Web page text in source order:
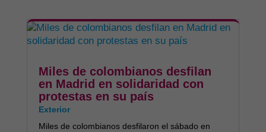
Miles de colombianos desfilan
en Madrid en solidaridad con
protestas en su país
Exterior
Miles de colombianos desfilaron el sábado en